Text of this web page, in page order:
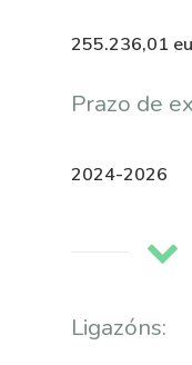
255.236,01
Prazo de
2024-2026
Ligazóns: